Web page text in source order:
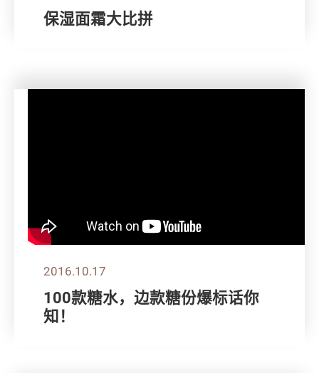
保湿面霜大比拼
2016.10.17
100款糖水，边款糖份爆标话你
知！